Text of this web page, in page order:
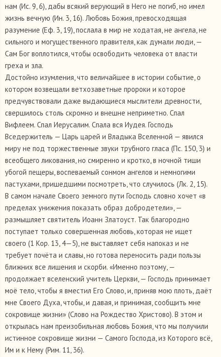
нам (Ис. 9, 6), дабы всякий верующий в Него не погиб, но имел
жизнь вечную (Ин. 3, 16). Любовь Божия, превосходящая
разумение (Еф. 3, 19), послала в мир не ходатая, не ангела, не
сильного и могущественного правителя, как думали люди, —
Сам Бог воплотился, чтобы освободить человека от власти
греха и зла.
Достойно изумления, что величайшее в истории событие, о
котором возвещали ветхозаветные пророки и которое
предчувствовали даже выдающиеся мыслители древности,
свершилось столь скромно и внешне неприметно. Спал
Вифлеем. Спал Иерусалим. Спала вся Иудея. Господь
Вседержитель — Царь царей и Владыка Вселенной — явился
миру не под торжественные звуки трубного гласа (Пс. 150, 3) и
всеобщего ликования, но смиренно и кротко, в ночной тиши
убогой пещеры, воспеваемый сонмом ангелов и немногими
пастухами, пришедшими посмотреть, что случилось (Лк. 2, 15).
В самом начале Своего земного пути Господь словно хочет «в
пределах унижения показать образ добродетели», —
размышляет святитель Иоанн Златоуст. Так благородно
поступает только совершенная любовь, которая не ищет
своего (1 Кор. 13, 4—5), не выставляет себя напоказ и не
требует почёта и славы, но готова переносить ради пользы
ближних все лишения и скорби. «Именно поэтому, —
продолжает вселенский учитель Церкви, — Господь принимает
моё тело, чтобы я вместил Его Слово, и, приняв мою плоть, даёт
мне Своего Духа, чтобы, и давая, и принимая, сообщить мне
сокровище жизни» (Слово на Рождество Христово). В этом и
открылась нам преизобильная любовь Божия, что мы получили
истинное сокровище жизни — Самого Господа, из Которого всё,
Им и к Нему (Рим. 11, 36).